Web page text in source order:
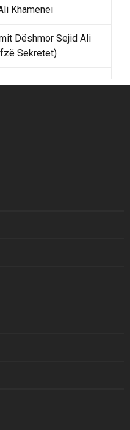
Khamenei
Dëshmor Sejid Ali
Sekretet)
Ka Udhëtuar